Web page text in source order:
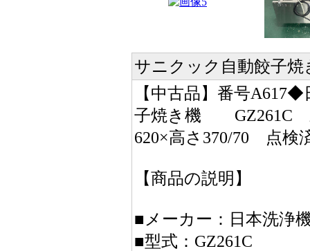
サニクック自動餃
【中古品】番号
子焼き機 GZ261C
620×高さ370/70 点検
【商品の説明】
■メーカー：日本洗浄
■型式：GZ261C